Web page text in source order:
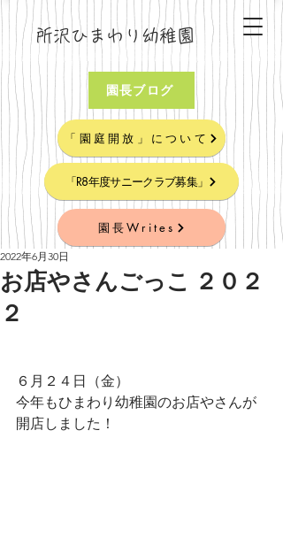
所沢ひまわり幼稚園
園長ブログ
「園庭開放」について
「R8年度サニークラブ募集」
園長Writes
お店やさんごっこ ２０２
２
2022年6月30日
６月２４日（金）
今年もひまわり幼稚園のお店やさんが
開店しました！